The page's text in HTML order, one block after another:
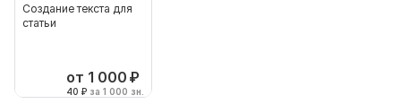
Создание текста для
статьи
от 1 000 ₽
40 ₽ за 1 000 зн.